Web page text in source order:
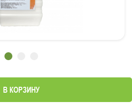
В КОРЗИНУ